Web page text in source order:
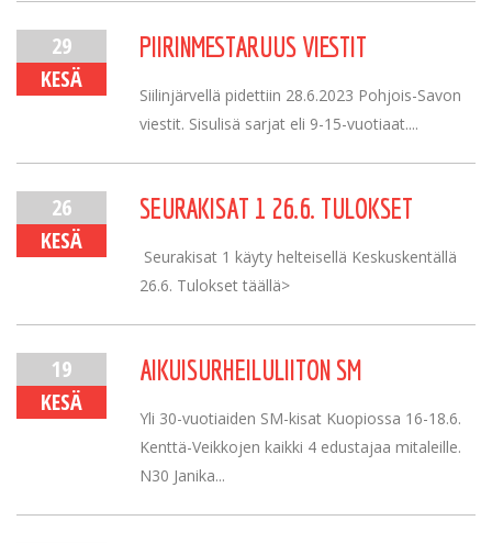
29
KESÄ
PIIRINMESTARUUS VIESTIT
Siilinjärvellä pidettiin 28.6.2023 Pohjois-Savon
viestit. Sisulisä sarjat eli 9-15-vuotiaat....
26
KESÄ
SEURAKISAT 1 26.6. TULOKSET
Seurakisat 1 käyty helteisellä Keskuskentällä
26.6. Tulokset täällä>
19
KESÄ
AIKUISURHEILULIITON SM
Yli 30-vuotiaiden SM-kisat Kuopiossa 16-18.6.
Kenttä-Veikkojen kaikki 4 edustajaa mitaleille.
N30 Janika...